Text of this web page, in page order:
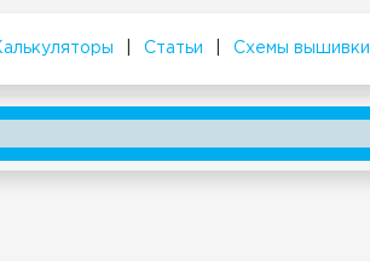
Статьи Схемы вышивки